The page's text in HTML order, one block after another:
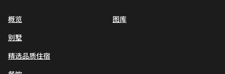
概览
别墅
精选品质住宿
图库